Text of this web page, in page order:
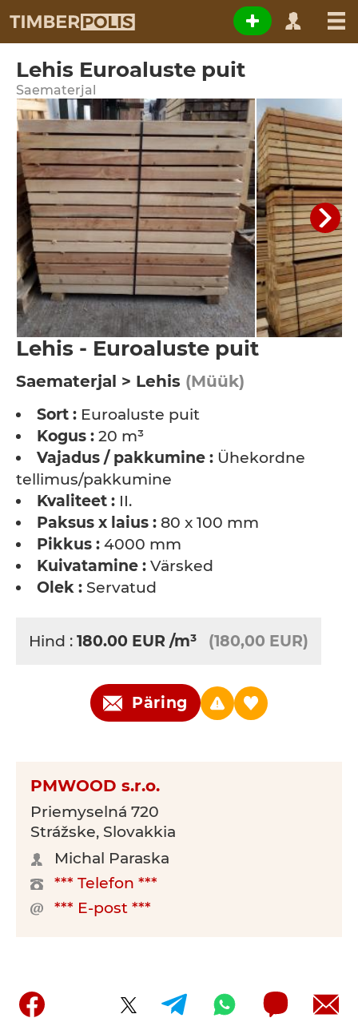
Lehis Euroaluste puit
Saematerjal
Lehis - Euroaluste puit
Saematerjal > Lehis (Müük)
Sort : Euroaluste puit
Kogus : 20 m³
Vajadus / pakkumine : Ühekordne
tellimus/pakkumine
Kvaliteet : II.
Paksus x laius : 80 x 100 mm
Pikkus : 4000 mm
Kuivatamine : Värsked
Olek : Servatud
Hind : 180.00 EUR /m³ (180,00 EUR)
Päring
PMWOOD s.r.o.
Priemyselná 720
Strážske, Slovakkia
Michal Paraska
*** Telefon ***
*** E-post ***